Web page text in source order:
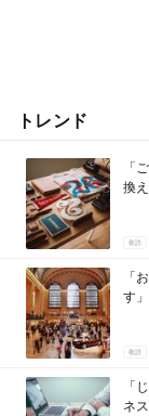
トレンド
「
換
敬語
「
す
敬語
「
ネ